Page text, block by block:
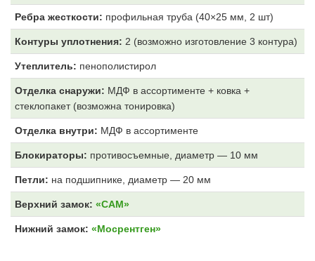
Ребра жесткости: профильная труба (40×25 мм, 2 шт)
Контуры уплотнения: 2 (возможно изготовление 3 контура)
Утеплитель: пенополистирол
Отделка снаружи: МДФ в ассортименте + ковка +
стеклопакет (возможна тонировка)
Отделка внутри: МДФ в ассортименте
Блокираторы: противосъемные, диаметр — 10 мм
Петли: на подшипнике, диаметр — 20 мм
Верхний замок: «САМ»
Нижний замок: «Мосрентген»